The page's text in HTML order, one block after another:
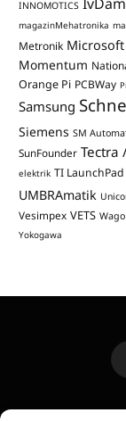
INNOMOTICS
magazinMehatronika
Metronik Microsoft
Momentum
Orange Pi PCBWay
Samsung
Siemens SM
SunFounder Tectra
elektrik TI LaunchPad
UMBRAmatik
Vesimpex VETS Wago
Yokogawa